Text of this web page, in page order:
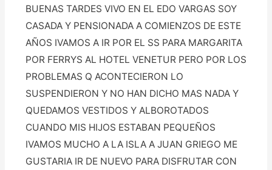
BUENAS TARDES VIVO EN EL EDO VARGAS SOY
CASADA Y PENSIONADA A COMIENZOS DE ESTE
AÑOS IVAMOS A IR POR EL SS PARA MARGARITA
POR FERRYS AL HOTEL VENETUR PERO POR LOS
PROBLEMAS Q ACONTECIERON LO
SUSPENDIERON Y NO HAN DICHO MAS NADA Y
QUEDAMOS VESTIDOS Y ALBOROTADOS
CUANDO MIS HIJOS ESTABAN PEQUEÑOS
IVAMOS MUCHO A LA ISLA A JUAN GRIEGO ME
GUSTARIA IR DE NUEVO PARA DISFRUTAR CON